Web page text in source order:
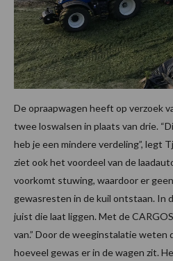
De opraapwagen heeft op verzoek
twee loswalsen in plaats van drie.
heb je een mindere verdeling”, legt
ziet ook het voordeel van de
voorkomt stuwing, waardoor er geen
gewasresten in de kuil ontstaan. In
juist die laat liggen. Met de
van.” Door de weeginstalatie weten
hoeveel gewas er in de wagen zit.